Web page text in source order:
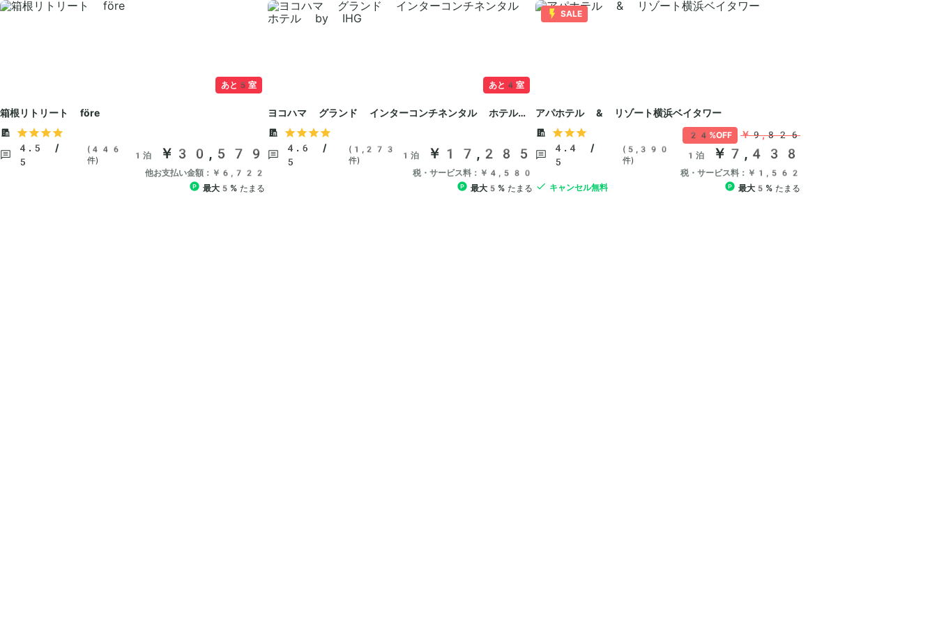
あと5室
箱根リトリート före
4.5 /
5
(446
件)
1泊 ￥30,579
他お支払い金額：￥6,722
最大5% たまる
あと4室
ヨコハマ グランド インターコンチネンタル ホテル
by IHG
4.6 /
5
(1,273
件)
1泊 ￥17,285
税・サービス料：￥4,580
最大5% たまる
SALE
アパホテル & リゾート横浜ベイタワー
4.4 /
5
(5,390
件)
キャンセル無料
24%OFF ￥9,826
1泊 ￥7,438
税・サービス料：￥1,562
最大5% たまる